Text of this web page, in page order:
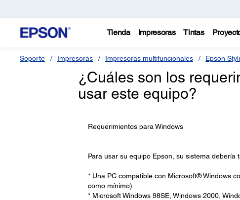
Tienda Impresoras Tintas
Soporte Impresoras Impresoras multifuncionales Epson
¿Cuáles son los
usar este equipo?
Requerimientos para Windows
Para usar su equipo Epson, su sistema
* Una PC compatible con Microsoft® Windows
como mínimo)
* Microsoft Windows 98SE, Windows 2000,